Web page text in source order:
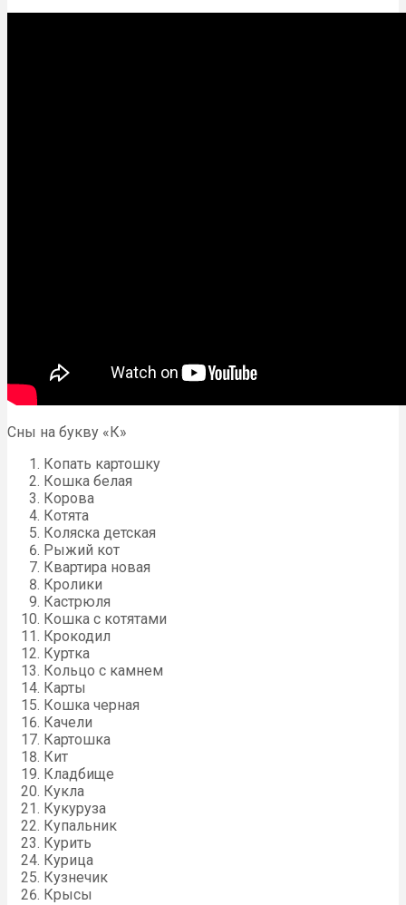
Сны на букву «К‎»‎
Копать картошку
Кошка белая
Корова
Котята
Коляска детская
Рыжий кот
Квартира новая
Кролики
Кастрюля
Кошка с котятами
Крокодил
Куртка
Кольцо с камнем
Карты
Кошка черная
Качели
Картошка
Кит
Кладбище
Кукла
Кукуруза
Купальник
Курить
Курица
Кузнечик
Крысы